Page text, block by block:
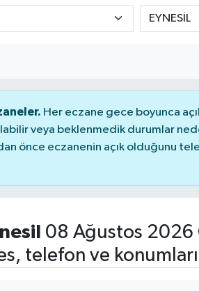
Her eczane gece boyunca
veya beklenmedik durumlar
önce eczanenin açık olduğunu
08 Ağustos 2026
telefon ve konumları